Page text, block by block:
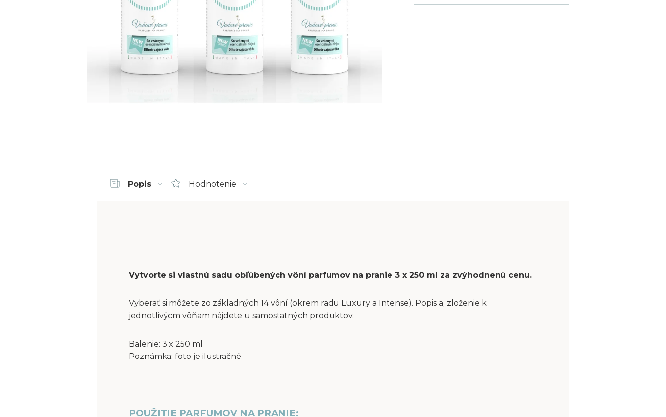
Popis Hodnotenie
Vytvorte si vlastnú sadu obľúbených vôní parfumov na pranie 3 x 250 ml za zvýhodnenú cenu.
Vyberať si môžete zo základných 14 vôní (okrem radu Luxury a Intense). Popis aj zloženie k
jednotlivýcm vôňam nájdete u samostatných produktov.
Balenie: 3 x 250 ml
Poznámka: foto je ilustračné
POUŽITIE PARFUMOV NA PRANIE: